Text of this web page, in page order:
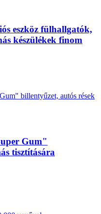
eszköz fülhallgatók,
készülékek finom
Gum"
tisztítására